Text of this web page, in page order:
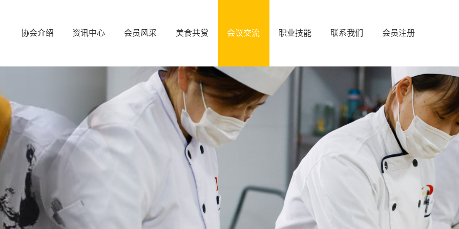
协会介绍 资讯中心 会员风采 美食共赏 会议交流 职业技能 联系我们 会员注册